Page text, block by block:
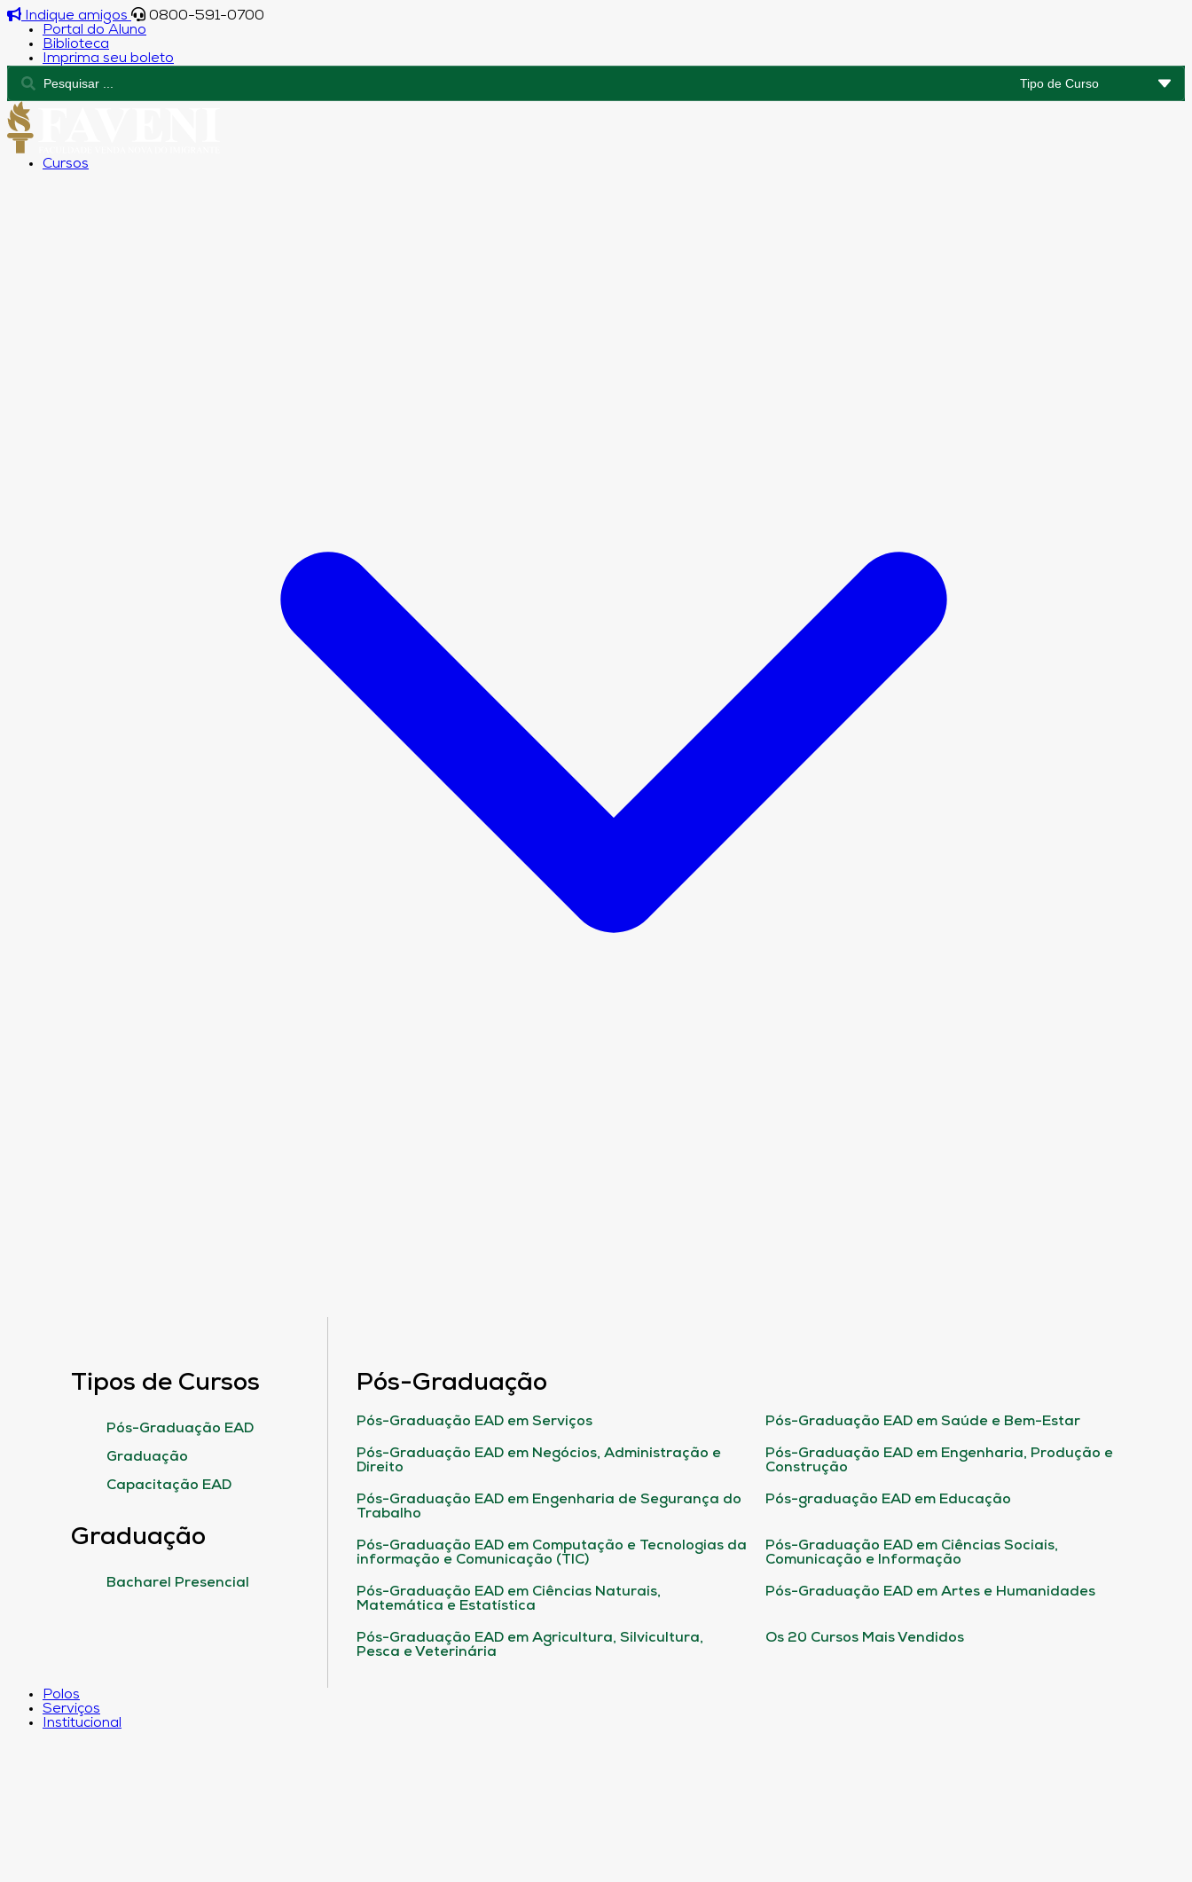
Indique amigos
0800-591-0700
Portal do Aluno
Biblioteca
Imprima seu boleto
Cursos
Tipos de Cursos
Pós-Graduação EAD
Graduação
Capacitação EAD
Graduação
Bacharel Presencial
Pós-Graduação
Pós-Graduação EAD em Serviços Pós-Graduação EAD em Saúde e Bem-Estar
Pós-Graduação EAD em Negócios, Administração e
Direito
Pós-Graduação EAD em Engenharia, Produção e
Construção
Pós-Graduação EAD em Engenharia de Segurança do
Trabalho
Pós-graduação EAD em Educação
Pós-Graduação EAD em Computação e Tecnologias da
informação e Comunicação (TIC)
Pós-Graduação EAD em Ciências Sociais,
Comunicação e Informação
Pós-Graduação EAD em Ciências Naturais,
Matemática e Estatística
Pós-Graduação EAD em Artes e Humanidades
Pós-Graduação EAD em Agricultura, Silvicultura,
Pesca e Veterinária
Os 20 Cursos Mais Vendidos
Polos
Serviços
Institucional